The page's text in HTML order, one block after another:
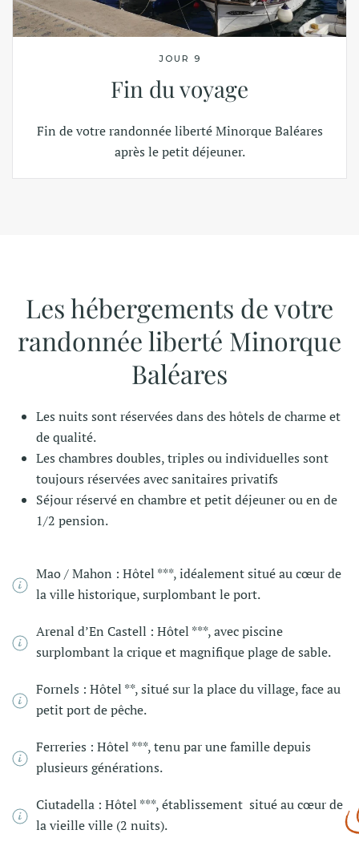
JOUR 9
Fin du voyage
Fin de votre randonnée liberté Minorque Baléares
après le petit déjeuner.
Les hébergements de votre
randonnée liberté Minorque
Baléares
Les nuits sont réservées dans des hôtels de charme et
de qualité.
Les chambres doubles, triples ou individuelles sont
toujours réservées avec sanitaires privatifs
Séjour réservé en chambre et petit déjeuner ou en de
1/2 pension.
Mao / Mahon : Hôtel ***, idéalement situé au cœur de
la ville historique, surplombant le port.
Arenal d’En Castell : Hôtel ***, avec piscine
surplombant la crique et magnifique plage de sable.
Fornels : Hôtel **, situé sur la place du village, face au
petit port de pêche.
Ferreries : Hôtel ***, tenu par une famille depuis
plusieurs générations.
Ciutadella : Hôtel ***, établissement situé au cœur de
la vieille ville (2 nuits).